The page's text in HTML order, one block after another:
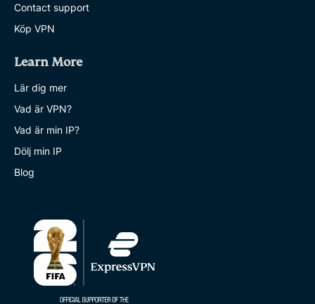
Contact support
Köp VPN
Learn More
Lär dig mer
Vad är VPN?
Vad är min IP?
Dölj min IP
Blog